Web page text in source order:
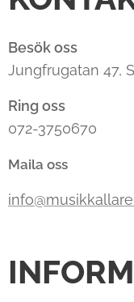
Besök oss
Jungfrugatan 47,
Ring oss
072-3750670
Maila oss